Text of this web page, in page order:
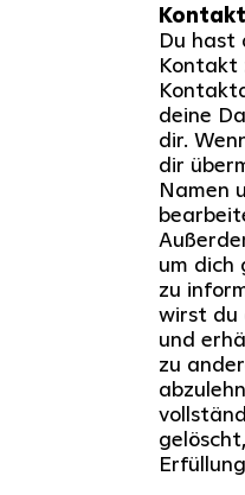
Du hast
Kontakt
deine
dir.
dir
Namen
um dich
zu
wirst du
und
zu